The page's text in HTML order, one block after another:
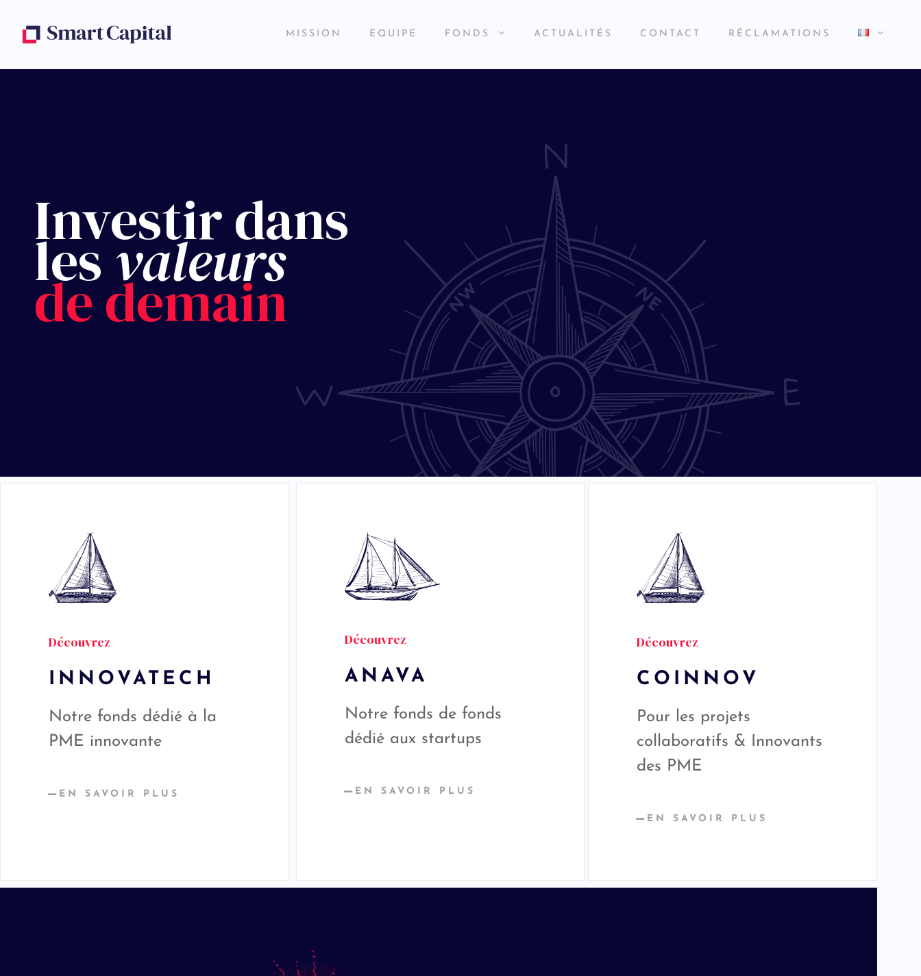
MISSION EQUIPE FONDS ACTUALITÉS CONTACT RÉCLAMATIONS
Investir dans
lesvaleurs
de demain
Découvrez
INNOVATECH
Notre fonds dédié à la
PME innovante
EN SAVOIR PLUS
Découvrez
ANAVA
Notre fonds de fonds
dédié aux startups
EN SAVOIR PLUS
Découvrez
COINNOV
Pour les projets
collaboratifs & Innovants
des PME
EN SAVOIR PLUS